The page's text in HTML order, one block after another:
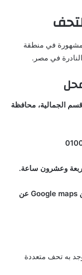
في منطقة
النادرة في مصر.
قسم الجمالية، محافظة
وعشرون ساعة.
اللوكيشن : يمكن الوصول إلى المكان من Google maps عن
به تحف متعددة